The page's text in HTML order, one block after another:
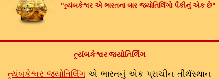
"ત્ર્યંબકેશ્વર એ ભારતના બાર જ્યોતિર્લિંગો પૈકીનું એક છે"
ત્ર્યંબકેશ્વર જ્યોતિર્લિંગ
ત્ર્યંબકેશ્વર જ્યોતિર્લિંગએ ભારતનું એક પ્રાચીન તીર્થસ્થાન